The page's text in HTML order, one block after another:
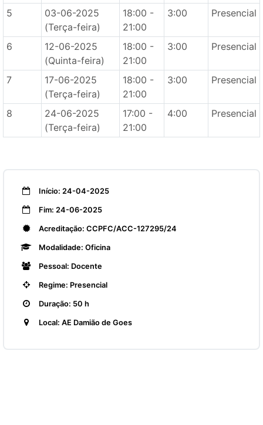
5
03-06-2025
(Terça-feira)
18:00 -
21:00
3:00 Presencial
6
12-06-2025
(Quinta-feira)
18:00 -
21:00
3:00 Presencial
7
17-06-2025
(Terça-feira)
18:00 -
21:00
3:00 Presencial
8
24-06-2025
(Terça-feira)
17:00 -
21:00
4:00 Presencial
Início: 24-04-2025
Fim: 24-06-2025
Acreditação: CCPFC/ACC-127295/24
Modalidade: Oficina
Pessoal: Docente
Regime: Presencial
Duração: 50 h
Local: AE Damião de Goes